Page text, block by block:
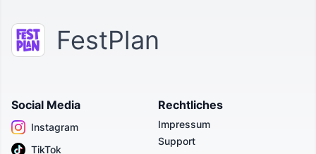
FestPlan
Social Media
Instagram
TikTok
Rechtliches
Impressum
Support